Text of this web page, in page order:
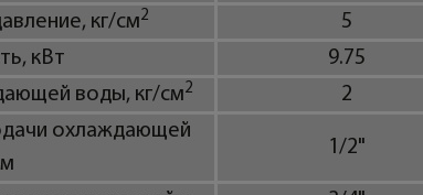
кг/см2
5
кВт
9.75
воды, кг/см2
2
охлаждающей
1/2"